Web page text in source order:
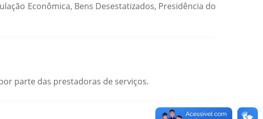
Econômica, Bens Desestatizados, Presidência do
parte das prestadoras de serviços.